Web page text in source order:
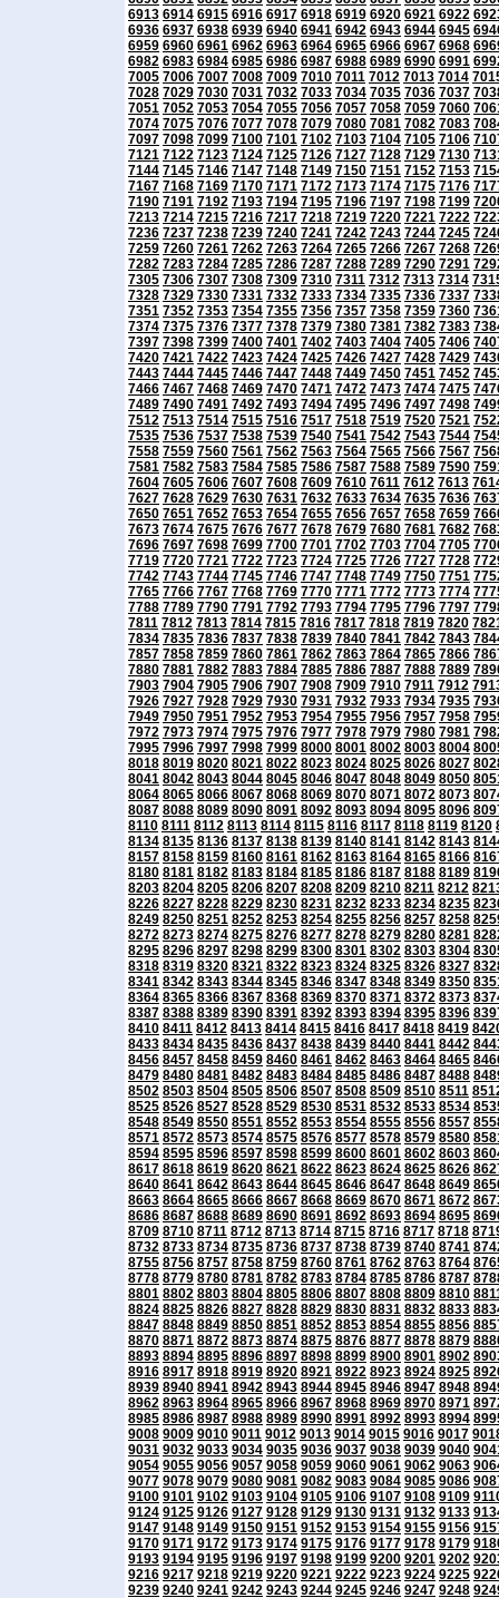
6913 6914 6915 6916 6917 6918 6919 6920 6921 6922
6936 6937 6938 6939 6940 6941 6942 6943 6944 6945
6959 6960 6961 6962 6963 6964 6965 6966 6967 6968
6982 6983 6984 6985 6986 6987 6988 6989 6990 6991
7005 7006 7007 7008 7009 7010 7011 7012 7013 7014
7028 7029 7030 7031 7032 7033 7034 7035 7036 7037
7051 7052 7053 7054 7055 7056 7057 7058 7059 7060
7074 7075 7076 7077 7078 7079 7080 7081 7082 7083
7097 7098 7099 7100 7101 7102 7103 7104 7105 7106
7121 7122 7123 7124 7125 7126 7127 7128 7129 7130
7144 7145 7146 7147 7148 7149 7150 7151 7152 7153
7167 7168 7169 7170 7171 7172 7173 7174 7175 7176
7190 7191 7192 7193 7194 7195 7196 7197 7198 7199
7213 7214 7215 7216 7217 7218 7219 7220 7221 7222
7236 7237 7238 7239 7240 7241 7242 7243 7244 7245
7259 7260 7261 7262 7263 7264 7265 7266 7267 7268
7282 7283 7284 7285 7286 7287 7288 7289 7290 7291
7305 7306 7307 7308 7309 7310 7311 7312 7313 7314
7328 7329 7330 7331 7332 7333 7334 7335 7336 7337
7351 7352 7353 7354 7355 7356 7357 7358 7359 7360
7374 7375 7376 7377 7378 7379 7380 7381 7382 7383
7397 7398 7399 7400 7401 7402 7403 7404 7405 7406
7420 7421 7422 7423 7424 7425 7426 7427 7428 7429
7443 7444 7445 7446 7447 7448 7449 7450 7451 7452
7466 7467 7468 7469 7470 7471 7472 7473 7474 7475
7489 7490 7491 7492 7493 7494 7495 7496 7497 7498
7512 7513 7514 7515 7516 7517 7518 7519 7520 7521
7535 7536 7537 7538 7539 7540 7541 7542 7543 7544
7558 7559 7560 7561 7562 7563 7564 7565 7566 7567
7581 7582 7583 7584 7585 7586 7587 7588 7589 7590
7604 7605 7606 7607 7608 7609 7610 7611 7612 7613
7627 7628 7629 7630 7631 7632 7633 7634 7635 7636
7650 7651 7652 7653 7654 7655 7656 7657 7658 7659
7673 7674 7675 7676 7677 7678 7679 7680 7681 7682
7696 7697 7698 7699 7700 7701 7702 7703 7704 7705
7719 7720 7721 7722 7723 7724 7725 7726 7727 7728
7742 7743 7744 7745 7746 7747 7748 7749 7750 7751
7765 7766 7767 7768 7769 7770 7771 7772 7773 7774
7788 7789 7790 7791 7792 7793 7794 7795 7796 7797
7811 7812 7813 7814 7815 7816 7817 7818 7819 7820
7834 7835 7836 7837 7838 7839 7840 7841 7842 7843
7857 7858 7859 7860 7861 7862 7863 7864 7865 7866
7880 7881 7882 7883 7884 7885 7886 7887 7888 7889
7903 7904 7905 7906 7907 7908 7909 7910 7911 7912
7926 7927 7928 7929 7930 7931 7932 7933 7934 7935
7949 7950 7951 7952 7953 7954 7955 7956 7957 7958
7972 7973 7974 7975 7976 7977 7978 7979 7980 7981
7995 7996 7997 7998 7999 8000 8001 8002 8003 8004
8018 8019 8020 8021 8022 8023 8024 8025 8026 8027
8041 8042 8043 8044 8045 8046 8047 8048 8049 8050
8064 8065 8066 8067 8068 8069 8070 8071 8072 8073
8087 8088 8089 8090 8091 8092 8093 8094 8095 8096
8110 8111 8112 8113 8114 8115 8116 8117 8118 8119 8120
8134 8135 8136 8137 8138 8139 8140 8141 8142 8143
8157 8158 8159 8160 8161 8162 8163 8164 8165 8166
8180 8181 8182 8183 8184 8185 8186 8187 8188 8189
8203 8204 8205 8206 8207 8208 8209 8210 8211 8212
8226 8227 8228 8229 8230 8231 8232 8233 8234 8235
8249 8250 8251 8252 8253 8254 8255 8256 8257 8258
8272 8273 8274 8275 8276 8277 8278 8279 8280 8281
8295 8296 8297 8298 8299 8300 8301 8302 8303 8304
8318 8319 8320 8321 8322 8323 8324 8325 8326 8327
8341 8342 8343 8344 8345 8346 8347 8348 8349 8350
8364 8365 8366 8367 8368 8369 8370 8371 8372 8373
8387 8388 8389 8390 8391 8392 8393 8394 8395 8396
8410 8411 8412 8413 8414 8415 8416 8417 8418 8419
8433 8434 8435 8436 8437 8438 8439 8440 8441 8442
8456 8457 8458 8459 8460 8461 8462 8463 8464 8465
8479 8480 8481 8482 8483 8484 8485 8486 8487 8488
8502 8503 8504 8505 8506 8507 8508 8509 8510 8511
8525 8526 8527 8528 8529 8530 8531 8532 8533 8534
8548 8549 8550 8551 8552 8553 8554 8555 8556 8557
8571 8572 8573 8574 8575 8576 8577 8578 8579 8580
8594 8595 8596 8597 8598 8599 8600 8601 8602 8603
8617 8618 8619 8620 8621 8622 8623 8624 8625 8626
8640 8641 8642 8643 8644 8645 8646 8647 8648 8649
8663 8664 8665 8666 8667 8668 8669 8670 8671 8672
8686 8687 8688 8689 8690 8691 8692 8693 8694 8695
8709 8710 8711 8712 8713 8714 8715 8716 8717 8718
8732 8733 8734 8735 8736 8737 8738 8739 8740 8741
8755 8756 8757 8758 8759 8760 8761 8762 8763 8764
8778 8779 8780 8781 8782 8783 8784 8785 8786 8787
8801 8802 8803 8804 8805 8806 8807 8808 8809 8810
8824 8825 8826 8827 8828 8829 8830 8831 8832 8833
8847 8848 8849 8850 8851 8852 8853 8854 8855 8856
8870 8871 8872 8873 8874 8875 8876 8877 8878 8879
8893 8894 8895 8896 8897 8898 8899 8900 8901 8902
8916 8917 8918 8919 8920 8921 8922 8923 8924 8925
8939 8940 8941 8942 8943 8944 8945 8946 8947 8948
8962 8963 8964 8965 8966 8967 8968 8969 8970 8971
8985 8986 8987 8988 8989 8990 8991 8992 8993 8994
9008 9009 9010 9011 9012 9013 9014 9015 9016 9017
9031 9032 9033 9034 9035 9036 9037 9038 9039 9040
9054 9055 9056 9057 9058 9059 9060 9061 9062 9063
9077 9078 9079 9080 9081 9082 9083 9084 9085 9086
9100 9101 9102 9103 9104 9105 9106 9107 9108 9109
9124 9125 9126 9127 9128 9129 9130 9131 9132 9133
9147 9148 9149 9150 9151 9152 9153 9154 9155 9156
9170 9171 9172 9173 9174 9175 9176 9177 9178 9179
9193 9194 9195 9196 9197 9198 9199 9200 9201 9202
9216 9217 9218 9219 9220 9221 9222 9223 9224 9225
9239 9240 9241 9242 9243 9244 9245 9246 9247 9248